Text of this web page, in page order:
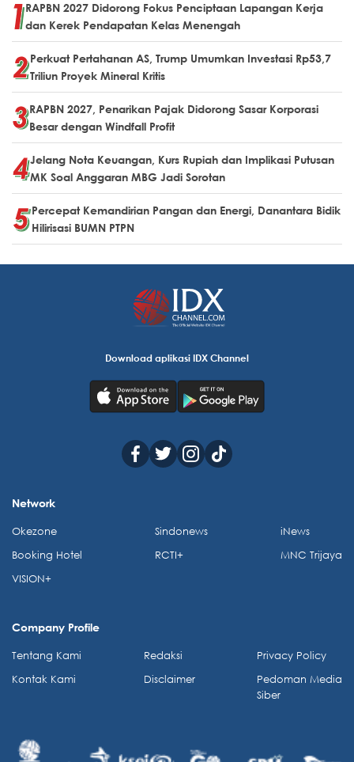
RAPBN 2027 Didorong Fokus Penciptaan Lapangan Kerja
dan Kerek Pendapatan Kelas Menengah
Perkuat Pertahanan AS, Trump Umumkan Investasi Rp53,7
Triliun Proyek Mineral Kritis
RAPBN 2027, Penarikan Pajak Didorong Sasar Korporasi
Besar dengan Windfall Profit
Jelang Nota Keuangan, Kurs Rupiah dan Implikasi Putusan
MK Soal Anggaran MBG Jadi Sorotan
Percepat Kemandirian Pangan dan Energi, Danantara Bidik
Hilirisasi BUMN PTPN
Download aplikasi IDX Channel
Network
Okezone
Booking Hotel
VISION+
Sindonews
RCTI+
iNews
MNC Trijaya
Company Profile
Tentang Kami
Kontak Kami
Redaksi
Disclaimer
Privacy Policy
Pedoman Media
Siber